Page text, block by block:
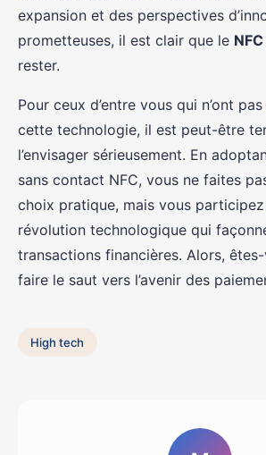
expansion et des perspectives
prometteuses, il est clair que le NFC
rester.
Pour ceux d’entre vous qui n’ont
cette technologie, il est peut-être
l’envisager sérieusement. En
sans contact NFC, vous ne faites
choix pratique, mais vous
révolution technologique qui
transactions financières. Alors,
faire le saut vers l’avenir des
High tech